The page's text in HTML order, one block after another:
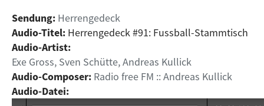
Sendung: Herrengedeck
Audio-Titel: Herrengedeck #91: Fussball-Stammtisch
Audio-Artist:
Exe Gross, Sven Schütte, Andreas Kullick
Audio-Composer: Radio free FM :: Andreas Kullick
Audio-Datei: